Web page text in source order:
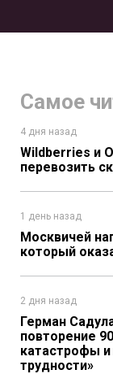
Самое
4 дня назад
Wildberries и
перевозить
1 день назад
Москвичей
который
2 дня назад
Герман
повторение
катастрофы
трудности»